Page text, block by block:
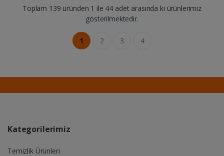
Toplam 139 üründen 1 ile 44 adet arasında ki ürünlerimiz
gösterilmektedir.
1 2 3 4
Kategorilerimiz
Temizlik Ürünleri